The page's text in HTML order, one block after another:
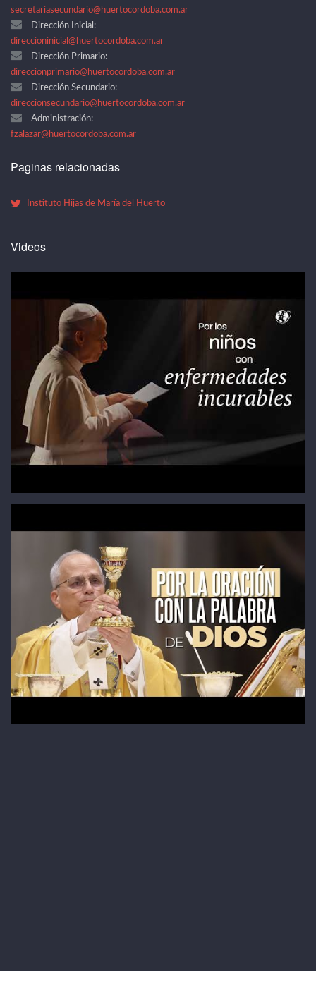
secretariasecundario@huertocordoba.com.ar
Dirección Inicial:
direccioninicial@huertocordoba.com.ar
Dirección Primario:
direccionprimario@huertocordoba.com.ar
Dirección Secundario:
direccionsecundario@huertocordoba.com.ar
Administración:
fzalazar@huertocordoba.com.ar
Paginas relacionadas
Instituto Hijas de María del Huerto
Videos